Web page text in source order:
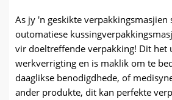
As jy 'n geskikte verpakkingsmasjien
outomatiese
vir doeltreffende verpakking! Dit het
werkverrigting en is maklik om te
daaglikse benodigdhede, of
ander produkte, dit kan perfekte